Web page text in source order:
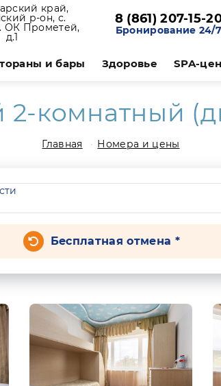
край,
р-он, с.
ОК Прометей,
д.1
8 (861) 207-15-
Бронирование 24/7
и бары Здоровье SPA-
комнатный
Главная Номера и цены
Бесплатная отмена *